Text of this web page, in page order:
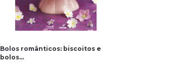
Bolos românticos: biscoitos e
bolos…